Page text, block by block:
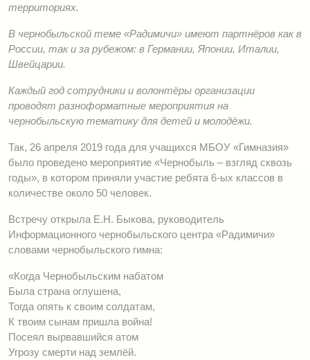
территориях.
В чернобыльской теме «Радимичи» имеют партнёров как в
России, так и за рубежом: в Германии, Японии, Италии,
Швейцарии.
Каждый год сотрудники и волонтёры организации
проводят разноформатные мероприятия на
чернобыльскую тематику для детей и молодёжи.
Так, 26 апреля 2019 года для учащихся МБОУ «Гимназия»
было проведено мероприятие «Чернобыль – взгляд сквозь
годы», в котором приняли участие ребята 6-ых классов в
количестве около 50 человек.
Встречу открыла Е.Н. Быкова, руководитель
Информационного чернобыльского центра «Радимичи»
словами чернобыльского гимна:
«Когда Чернобыльским набатом
Была страна оглушена,
Тогда опять к своим солдатам,
К твоим сынам пришла война!
Посеял вырвавшийся атом
Угрозу смерти над землёй.